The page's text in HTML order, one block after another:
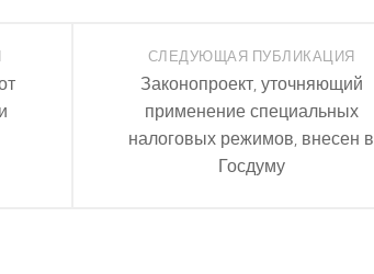
СЛЕДУЮЩАЯ ПУБЛИКАЦИЯ
Законопроект, уточняющий
применение специальных
налоговых режимов, внесен в
Госдуму